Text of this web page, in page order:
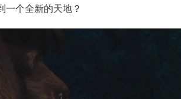
一个全新的天地？